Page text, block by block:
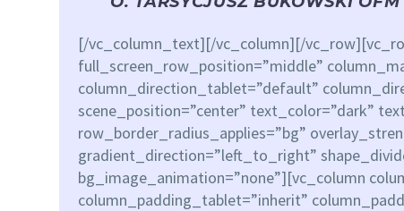
[/vc_column_text][/vc_column][/
full_screen_row_position=”middle”
column_direction_tablet=”default”
scene_position=”center” text_color=”dark”
row_border_radius_applies=”bg”
gradient_direction=”left_to_right”
bg_image_animation=”none”][vc_column
column_padding_tablet=”inherit”